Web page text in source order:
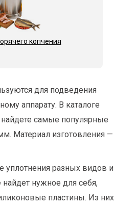
копчения
для подведения
аппарату. В каталоге
самые популярные
Материал изготовления —
уплотнения разных видов и
нужное для себя,
пластины. Из них